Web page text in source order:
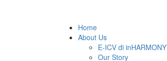
Home
About Us
E-ICV di inHARMONY
Our Story